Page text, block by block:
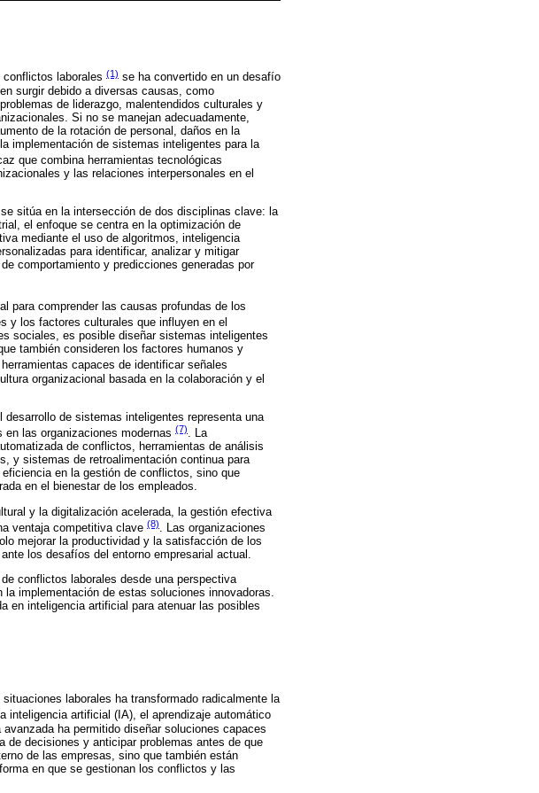
laborales (1) se ha convertido en un desafío
surgir debido a diversas causas, como
de liderazgo, malentendidos culturales y
Si no se manejan adecuadamente,
de la rotación de personal, daños en la
implementación de sistemas inteligentes para la
que combina herramientas tecnológicas
y las relaciones interpersonales en el
sitúa en la intersección de dos disciplinas clave: la
el enfoque se centra en la optimización de
mediante el uso de algoritmos, inteligencia
para identificar, analizar y mitigar
comportamiento y predicciones generadas por
para comprender las causas profundas de los
y los factores culturales que influyen en el
sociales, es posible diseñar sistemas inteligentes
también consideren los factores humanos y
capaces de identificar señales
organizacional basada en la colaboración y el
de sistemas inteligentes representa una
las organizaciones modernas (7). La
de conflictos, herramientas de análisis
y sistemas de retroalimentación continua para
en la gestión de conflictos, sino que
en el bienestar de los empleados.
y la digitalización acelerada, la gestión efectiva
ventaja competitiva clave (8)
. Las organizaciones
mejorar la productividad y la satisfacción de los
los desafíos del entorno empresarial actual.
conflictos laborales desde una perspectiva
implementación de estas soluciones innovadoras.
en inteligencia artificial para atenuar las posibles
laborales ha transformado radicalmente la
inteligencia artificial (IA), el aprendizaje automático
ha permitido diseñar soluciones capaces
de decisiones y anticipar problemas antes de que
de las empresas, sino que también están
en que se gestionan los conflictos y las